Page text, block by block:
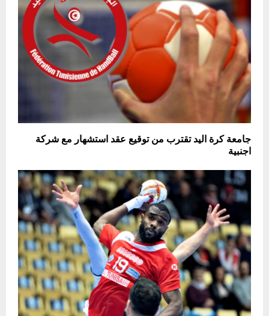
جامعة كرة اليد تقترب من توقيع عقد استشهار مع شركة
اجنبية